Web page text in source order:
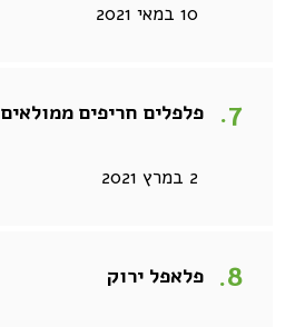
10 במאי 2021
פלפלים חריפים ממולאים
2 במרץ 2021
פלאפל ירוק